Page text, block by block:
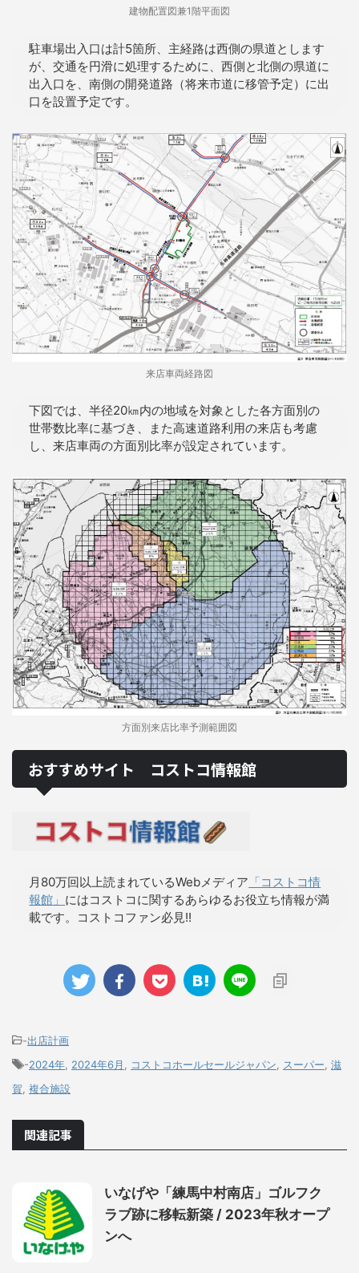
建物配置図兼1階平面図
駐車場出入口は計5箇所、主経路は西側の県道とします
が、交通を円滑に処理するために、西側と北側の県道に
出入口を、南側の開発道路（将来市道に移管予定）に出
口を設置予定です。
来店車両経路図
下図では、半径20㎞内の地域を対象とした各方面別の
世帯数比率に基づき、また高速道路利用の来店も考慮
し、来店車両の方面別比率が設定されています。
方面別来店比率予測範囲図
おすすめサイト コストコ情報館
月80万回以上読まれているWebメディア 「コストコ情
報館」 にはコストコに関するあらゆるお役立ち情報が満
載です。コストコファン必見!!
-出店計画
-2024年 2024年6月 コストコホールセールジャパン スーパー 滋
賀 複合施設
関連記事
いなげや「練馬中村南店」ゴルフク
ラブ跡に移転新築 / 2023年秋オープ
ンへ